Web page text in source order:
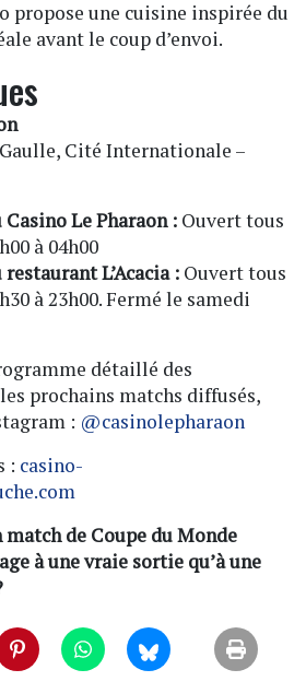
propose une cuisine inspirée du
avant le coup d’envoi.
Cité Internationale –
Le Pharaon : Ouvert tous
à 04h00
L’Acacia : Ouvert tous
à 23h00. Fermé le samedi
détaillé des
prochains matchs diffusés,
: @casinolepharaon
: casino-
de Coupe du Monde
à une vraie sortie qu’à une